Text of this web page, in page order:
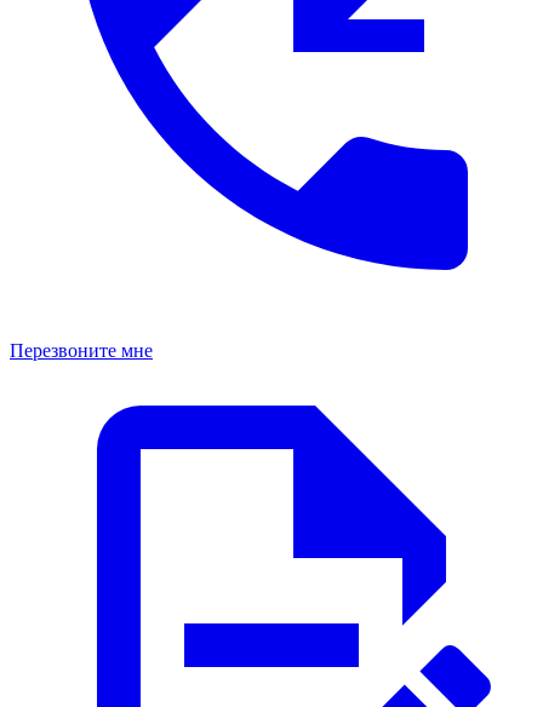
Перезвоните мне